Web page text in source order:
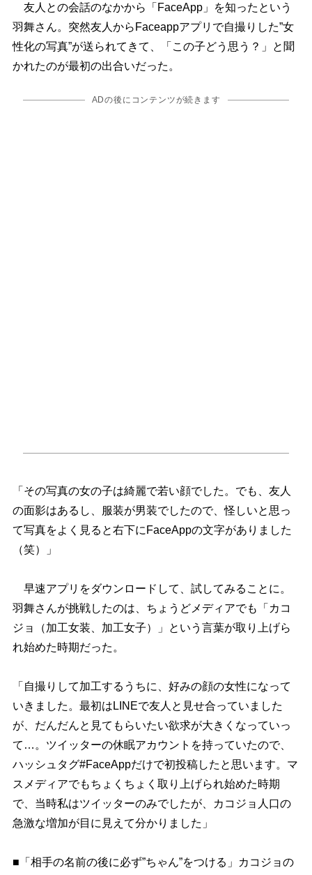
友人との会話のなかから「FaceApp」を知ったという
羽舞さん。突然友人からFaceappアプリで自撮りした”女
性化の写真”が送られてきて、「この子どう思う？」と聞
かれたのが最初の出合いだった。
ADの後にコンテンツが続きます
「その写真の女の子は綺麗で若い顔でした。でも、友人
の面影はあるし、服装が男装でしたので、怪しいと思っ
て写真をよく見ると右下にFaceAppの文字がありました
（笑）」
早速アプリをダウンロードして、試してみることに。
羽舞さんが挑戦したのは、ちょうどメディアでも「カコ
ジョ（加工女装、加工女子）」という言葉が取り上げら
れ始めた時期だった。
「自撮りして加工するうちに、好みの顔の女性になって
いきました。最初はLINEで友人と見せ合っていました
が、だんだんと見てもらいたい欲求が大きくなっていっ
て…。ツイッターの休眠アカウントを持っていたので、
ハッシュタグ#FaceAppだけで初投稿したと思います。マ
スメディアでもちょくちょく取り上げられ始めた時期
で、当時私はツイッターのみでしたが、カコジョ人口の
急激な増加が目に見えて分かりました」
■「相手の名前の後に必ず”ちゃん”をつける」カコジョの